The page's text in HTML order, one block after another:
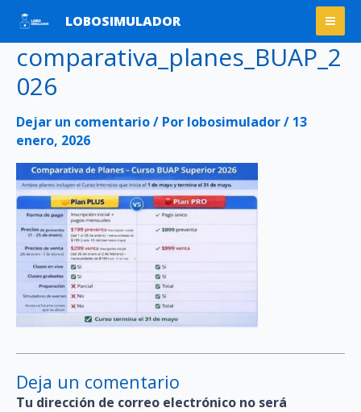
contenido
LOBOSIMULADOR
comparativa_planes_BUAP_2
026
Dejar un comentario/ Por lobosimulador/ 13
enero, 2026
Deja un comentario
Tu dirección de correo electrónico no será